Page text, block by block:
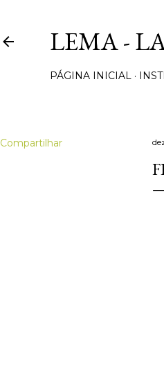
LEMA -
PÁGINA INICIAL
Compartilhar